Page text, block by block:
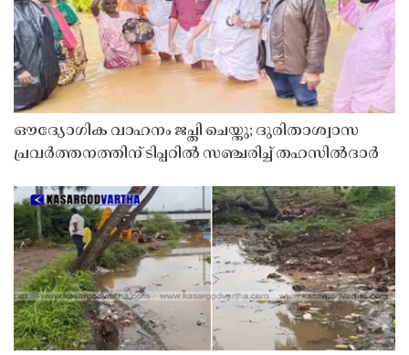
ഔദ്യോഗിക വാഹനം ജപ്തി ചെയ്തു; ദുരിതാശ്വാസ
പ്രവർത്തനത്തിന് ടിപ്പറിൽ സഞ്ചരിച്ച് തഹസിൽദാർ